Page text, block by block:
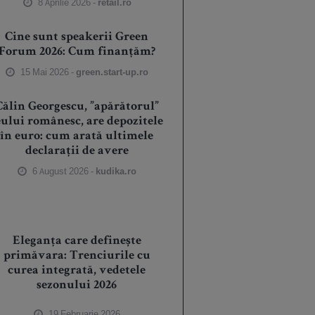
8 Aprilie 2026 - retail.ro
Cine sunt speakerii Green
2026: Cum finanțăm?
15 Mai 2026 - green.start-up.ro
Georgescu, ”apărătorul”
românesc, are depozitele
în euro: cum arată ultimele
declarații de avere
6 August 2026 - kudika.ro
Eleganța care definește
primăvara: Trenciurile cu
curea integrată, vedetele
sezonului 2026